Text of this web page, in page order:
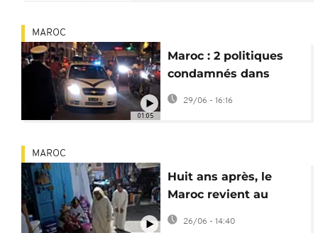
01:05
MAROC
Maroc : 2 politiques
condamnés dans
l’affaire "Escobar du
Sahara"
29/06 - 16:16
MAROC
Huit ans après, le
Maroc revient au
fuseau GMT et
supprime l'heure d'été
26/06 - 14:40